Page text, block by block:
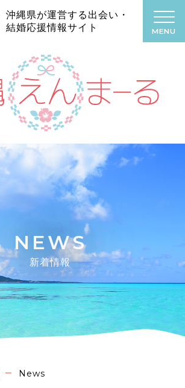
沖縄県が運営する出会い・
結婚応援情報サイト
MENU
NEWS
新着情報
News